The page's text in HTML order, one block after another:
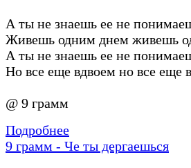
А ты не знаешь ее не
Живешь одним днем живешь
А ты не знаешь ее не
Но все еще вдвоем но все еще
@ 9 грамм
Подробнее
9 грамм - Че ты дергаешься